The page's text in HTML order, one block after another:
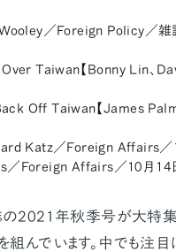
／Foreign Policy／雑
Taiwan【Bonny Lin、
Back Off Taiwan【James
Katz／Foreign Affairs／
Foreign Affairs／10月14
2021年秋季号が大特集
組んでいます。中でも注